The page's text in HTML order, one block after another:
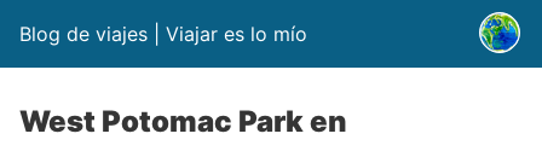
Blog de viajes | Viajar es lo mío
West Potomac Park en